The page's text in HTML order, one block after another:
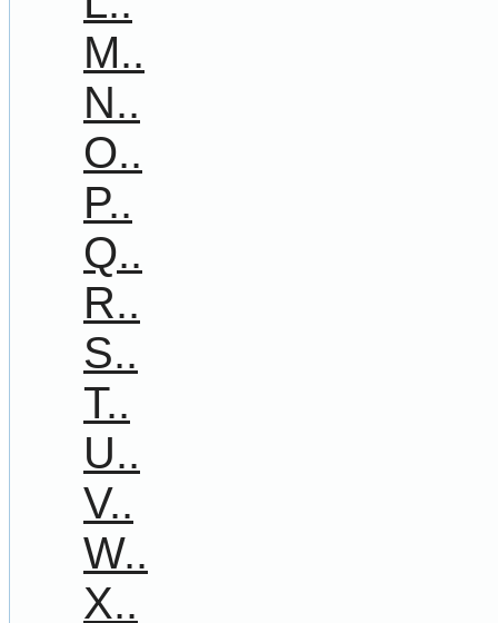
M..
N..
O..
P..
Q..
R..
S..
T..
U..
V..
W..
X..